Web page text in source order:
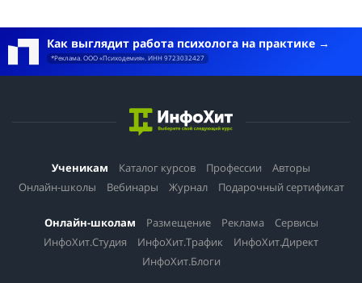
Как выглядит работа психолога на практике
*Реклама. ООО «Психодемия». ИНН 9723032427
Ученикам Каталог курсов Профессии
Авторы
Онлайн-школы
Вебинары Журнал Подарочный сертификат
Онлайн-школам Размещение Реклама
Сервисы
ИнфоХит.Студия
ИнфоХит.Трафик
ИнфоХит.Директ
ИнфоХит.Блоги